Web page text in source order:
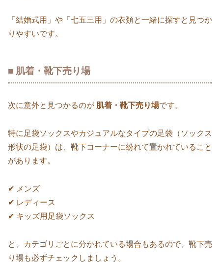
「結婚式用」や「七五三用」の衣類と一緒に探すと見つか
りやすいです。
■ 肌着・靴下売り場
次に意外と見つかるのが 肌着・靴下売り場です。
特に足袋ソックスやカジュアルなタイプの足袋（ソックス
形状の足袋）は、靴下コーナーに紛れて置かれていること
があります。
✔ メンズ
✔ レディース
✔ キッズ用足袋ソックス
と、カテゴリごとに分かれている場合もあるので、靴下売
り場も必ずチェックしましょう。